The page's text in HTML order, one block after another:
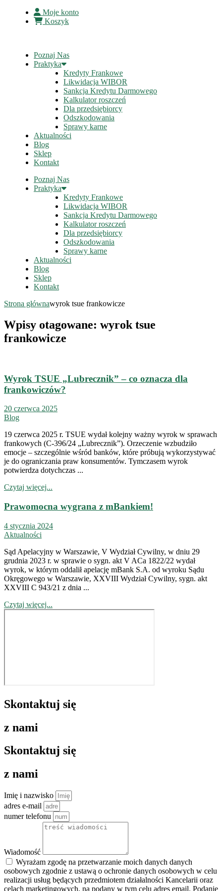
Moje konto
Koszyk
Poznaj Nas
Praktyka
Kredyty Frankowe
Likwidacja WIBOR
Sankcja Kredytu Darmowego
Kalkulator roszczeń
Dla przedsiębiorcy
Odszkodowania
Sprawy karne
Aktualności
Blog
Sklep
Kontakt
Poznaj Nas
Praktyka
Kredyty Frankowe
Likwidacja WIBOR
Sankcja Kredytu Darmowego
Kalkulator roszczeń
Dla przedsiębiorcy
Odszkodowania
Sprawy karne
Aktualności
Blog
Sklep
Kontakt
Strona głównawyrok tsue frankowicze
Wpisy otagowane: wyrok tsue
frankowicze
Wyrok TSUE „Lubrecznik” – co oznacza dla
frankowiczów?
20 czerwca 2025
Blog
19 czerwca 2025 r. TSUE wydał kolejny ważny wyrok w sprawach
frankowych (C-396/24 „Lubrecznik”). Orzeczenie wzbudziło
emocje – szczególnie wśród banków, które próbują wykorzystywać
je do ograniczania praw konsumentów. Tymczasem wyrok
potwierdza dotychczas ...
Czytaj więcej...
Prawomocna wygrana z mBankiem!
4 stycznia 2024
Aktualności
Sąd Apelacyjny w Warszawie, V Wydział Cywilny, w dniu 29
grudnia 2023 r. w sprawie o sygn. akt V ACa 1822/22 wydał
wyrok, w którym oddalił apelację mBank S.A. od wyroku Sądu
Okręgowego w Warszawie, XXVIII Wydział Cywilny, sygn. akt
XXVIII C 943/21 z dnia ...
Czytaj więcej...
Skontaktuj się
z nami
Skontaktuj się
z nami
Imię i nazwisko
adres e-mail
numer telefonu
Wiadomość
Wyrażam zgodę na przetwarzanie moich danych danych
osobowych zgodnie z ustawą o ochronie danych osobowych w celu
realizacji usług będących przedmiotem działalności Kancelarii oraz
celach marketingowych, na podany w tym celu adres email. Podanie